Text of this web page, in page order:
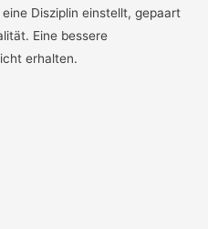
Disziplin einstellt, gepaart
Eine bessere
erhalten.